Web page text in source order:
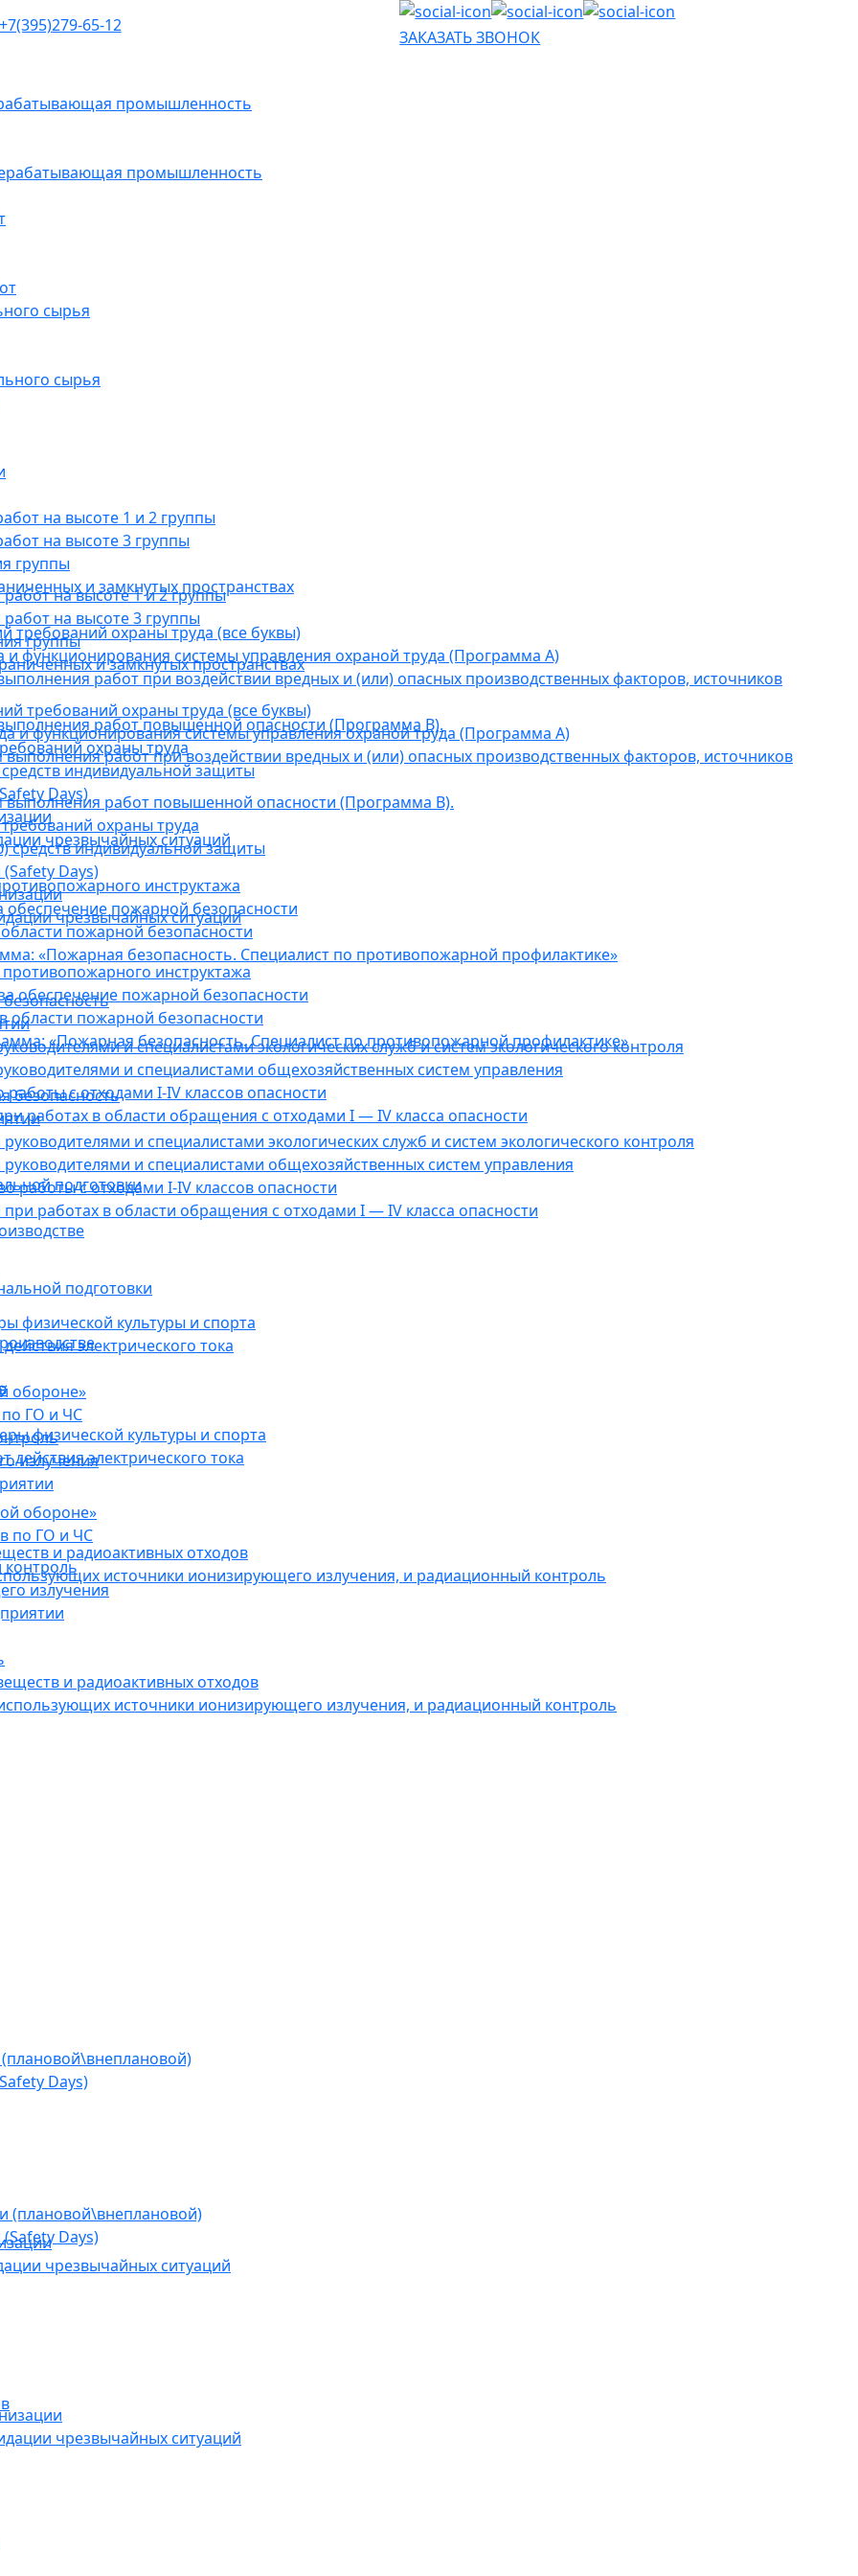
промышленность
сырья
на высоте 1 и 2 группы
на высоте 3 группы
группы
и замкнутых пространствах
требований охраны труда (все буквы)
функционирования системы управления охраной труда (Программа А)
работ при воздействии вредных и (или) опасных производственных факторов, источников
работ повышенной опасности (Программа В).
охраны труда
индивидуальной защиты
Days)
чрезвычайных ситуаций
инструктажа
пожарной безопасности
пожарной безопасности
«Пожарная безопасность. Специалист по противопожарной профилактике»
и специалистами экологических служб и систем экологического контроля
и специалистами общехозяйственных систем управления
с отходами I-IV классов опасности
работах в области обращения с отходами I — IV класса опасности
подготовки
физической культуры и спорта
электрического тока
обороне»
ГО и ЧС
излучения
и радиоактивных отходов
источники ионизирующего излучения, и радиационный контроль
Days)
чрезвычайных ситуаций
+7(395)279-65-12
ЗАКАЗАТЬ ЗВОНОК
промышленность
сырья
на высоте 1 и 2 группы
на высоте 3 группы
группы
и замкнутых пространствах
требований охраны труда (все буквы)
и функционирования системы управления охраной труда (Программа А)
работ при воздействии вредных и (или) опасных производственных факторов, источников
работ повышенной опасности (Программа В).
охраны труда
индивидуальной защиты
Days)
чрезвычайных ситуаций
инструктажа
обеспечение пожарной безопасности
пожарной безопасности
«Пожарная безопасность. Специалист по противопожарной профилактике»
безопасность
и специалистами экологических служб и систем экологического контроля
и специалистами общехозяйственных систем управления
работы с отходами I-IV классов опасности
работах в области обращения с отходами I — IV класса опасности
подготовки
физической культуры и спорта
электрического тока
обороне»
по ГО и ЧС
контроль
излучения
и радиоактивных отходов
источники ионизирующего излучения, и радиационный контроль
(плановой\внеплановой)
Days)
чрезвычайных ситуаций